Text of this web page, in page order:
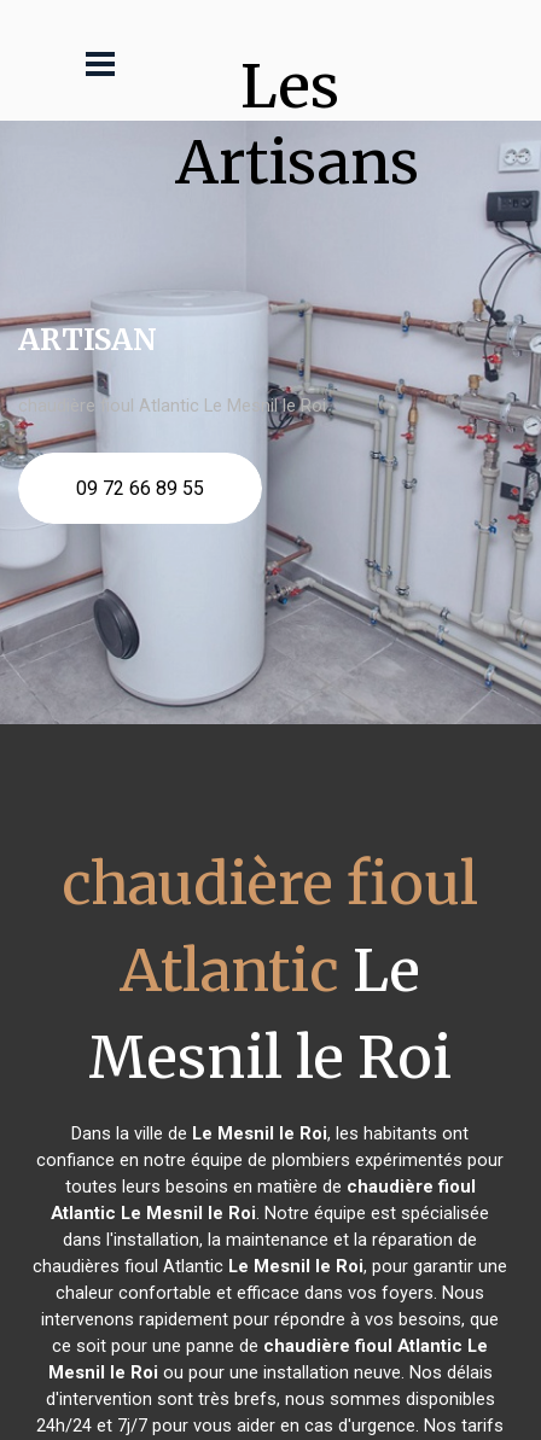
Les
Artisans
ARTISAN
chaudière fioul Atlantic Le Mesnil le Roi
09 72 66 89 55
chaudière fioul
Atlantic Le
Mesnil le Roi
Dans la ville de Le Mesnil le Roi, les habitants ont
confiance en notre équipe de plombiers expérimentés pour
toutes leurs besoins en matière de chaudière fioul
Atlantic Le Mesnil le Roi. Notre équipe est spécialisée
dans l'installation, la maintenance et la réparation de
chaudières fioul Atlantic Le Mesnil le Roi, pour garantir une
chaleur confortable et efficace dans vos foyers. Nous
intervenons rapidement pour répondre à vos besoins, que
ce soit pour une panne de chaudière fioul Atlantic Le
Mesnil le Roi ou pour une installation neuve. Nos délais
d'intervention sont très brefs, nous sommes disponibles
24h/24 et 7j/7 pour vous aider en cas d'urgence. Nos tarifs